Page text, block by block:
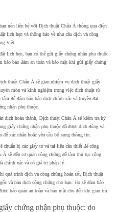
nên liên hệ với Dịch thuật Châu Á thông qua điện
lịch hẹn và thông báo về nhu cầu dịch và công
Việt.
lịch hẹn, bạn có thể gửi giấy chứng nhận phụ thuộc
bảo đảm an toàn và bảo mật khi gửi giấy chứng
thuật Châu Á sẽ giao nhiệm vụ dịch thuật giấy
môn và kinh nghiệm trong việc dịch thuật từ
để đảm bảo bản dịch chính xác và truyền đạt
nhận phụ thuộc.
dịch hoàn thành, Dịch thuật Châu Á sẽ kiểm tra kỹ
giấy chứng nhận phụ thuộc đã được dịch đúng và
xác nhận hoặc yêu cầu bổ sung thông tin.
chuẩn bị các giấy tờ và tài liệu cần thiết để công
sẽ đến cơ quan công chứng để làm thủ tục công
chính xác và có giá trị pháp lý.
quá trình dịch và công chứng hoàn tất, Dịch thuật
và bản dịch công chứng cho bạn. Họ sẽ đảm bảo
bảo quản an toàn và bảo mật cho đến khi giao trả.
chứng nhận phụ thuộc: do